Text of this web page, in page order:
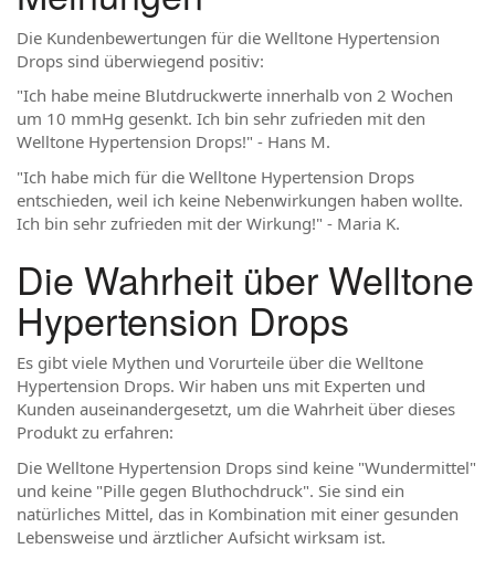
Die Kundenbewertungen für die Welltone Hypertension
Drops sind überwiegend positiv:
"Ich habe meine Blutdruckwerte innerhalb von 2 Wochen
um 10 mmHg gesenkt. Ich bin sehr zufrieden mit den
Welltone Hypertension Drops!" - Hans M.
"Ich habe mich für die Welltone Hypertension Drops
entschieden, weil ich keine Nebenwirkungen haben wollte.
Ich bin sehr zufrieden mit der Wirkung!" - Maria K.
Die Wahrheit über Welltone
Hypertension Drops
Es gibt viele Mythen und Vorurteile über die Welltone
Hypertension Drops. Wir haben uns mit Experten und
Kunden auseinandergesetzt, um die Wahrheit über dieses
Produkt zu erfahren:
Die Welltone Hypertension Drops sind keine "Wundermittel"
und keine "Pille gegen Bluthochdruck". Sie sind ein
natürliches Mittel, das in Kombination mit einer gesunden
Lebensweise und ärztlicher Aufsicht wirksam ist.